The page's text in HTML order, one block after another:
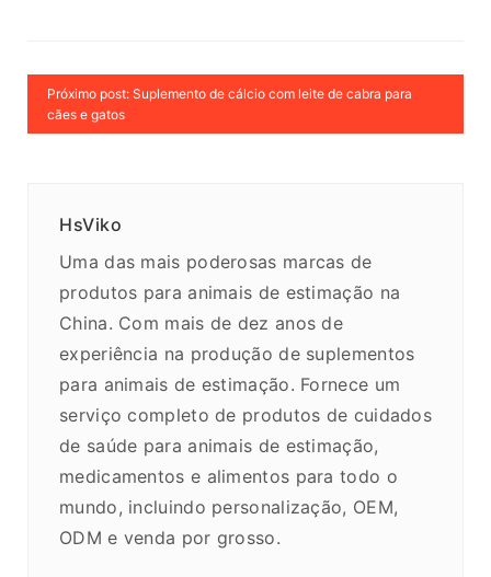
Próximo post: Suplemento de cálcio com leite de cabra para
cães e gatos
HsViko
Uma das mais poderosas marcas de
produtos para animais de estimação na
China. Com mais de dez anos de
experiência na produção de suplementos
para animais de estimação. Fornece um
serviço completo de produtos de cuidados
de saúde para animais de estimação,
medicamentos e alimentos para todo o
mundo, incluindo personalização, OEM,
ODM e venda por grosso.